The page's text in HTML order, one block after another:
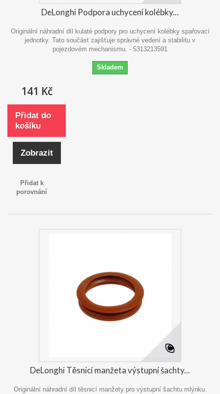
DeLonghi Podpora uchycení kolébky...
Originální náhradní díl kulaté podpory pro uchycení kolébky spařovací
jednotky. Tato součást zajišťuje správné vedení a stabilitu v
pojezdovém mechanismu. - 5313213591
Skladem
141 Kč
Přidat do
košíku
Zobrazit
Přidat k
porovnání
DeLonghi Těsnicí manžeta výstupní šachty...
Originální náhradní díl těsnicí manžety pro výstupní šachtu mlýnku.